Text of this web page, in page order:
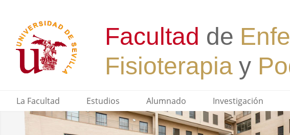
La Facultad Estudios Alumnado Investigación